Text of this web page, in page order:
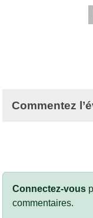
Commentez
Connectez-vous
commentaires.